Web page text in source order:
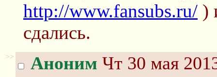
http://www.fansubs.ru/ )
сдались.
>> Аноним Чт 30 мая